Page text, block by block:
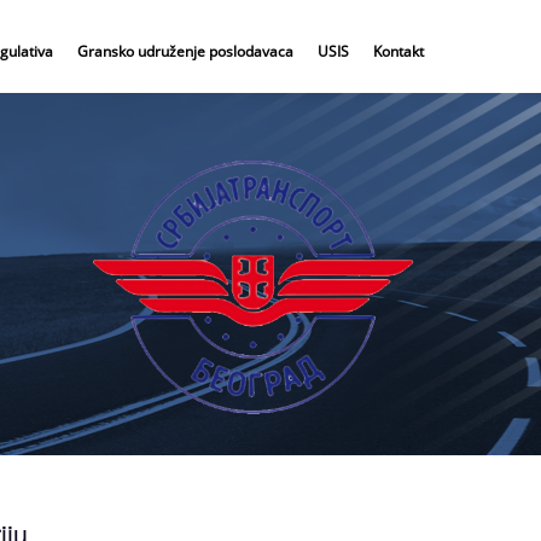
Gransko udruženje poslodavaca USIS Kontakt